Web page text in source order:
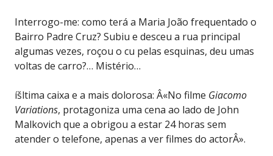
Interrogo-me: como terá a Maria João frequentado o
Bairro Padre Cruz? Subiu e desceu a rua principal
algumas vezes, roçou o cu pelas esquinas, deu umas
voltas de carro?… Mistério…
íšltima caixa e a mais dolorosa: Â«No filme Giacomo
Variations, protagoniza uma cena ao lado de John
Malkovich que a obrigou a estar 24 horas sem
atender o telefone, apenas a ver filmes do actorÂ».